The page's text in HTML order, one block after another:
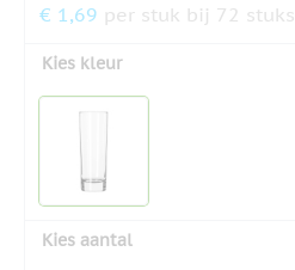
€ 1,69 per stuk bij 72 stuks
Kies kleur
Kies aantal